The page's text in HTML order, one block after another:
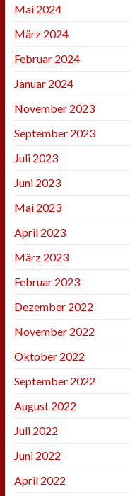
Mai 2024
März 2024
Februar 2024
Januar 2024
November 2023
September 2023
Juli 2023
Juni 2023
Mai 2023
April 2023
März 2023
Februar 2023
Dezember 2022
November 2022
Oktober 2022
September 2022
August 2022
Juli 2022
Juni 2022
April 2022